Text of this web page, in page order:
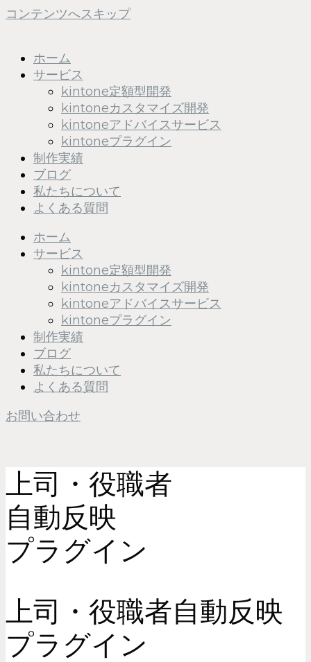
コンテンツへスキップ
ホーム
サービス
kintone定額型開発
kintoneカスタマイズ開発
kintoneアドバイスサービス
kintoneプラグイン
制作実績
ブログ
私たちについて
よくある質問
ホーム
サービス
kintone定額型開発
kintoneカスタマイズ開発
kintoneアドバイスサービス
kintoneプラグイン
制作実績
ブログ
私たちについて
よくある質問
お問い合わせ
上司・役職者
自動反映
プラグイン
上司・役職者自動反映
プラグイン